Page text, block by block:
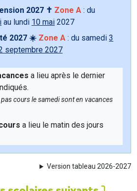
2027 ✝️ Zone A : du
au lundi 10 mai 2027
2027 ☀️ Zone A : du samedi 3
septembre 2027
a lieu après le dernier
cours le samedi sont en vacances
a lieu le matin des jours
Version tableau 2026-2027